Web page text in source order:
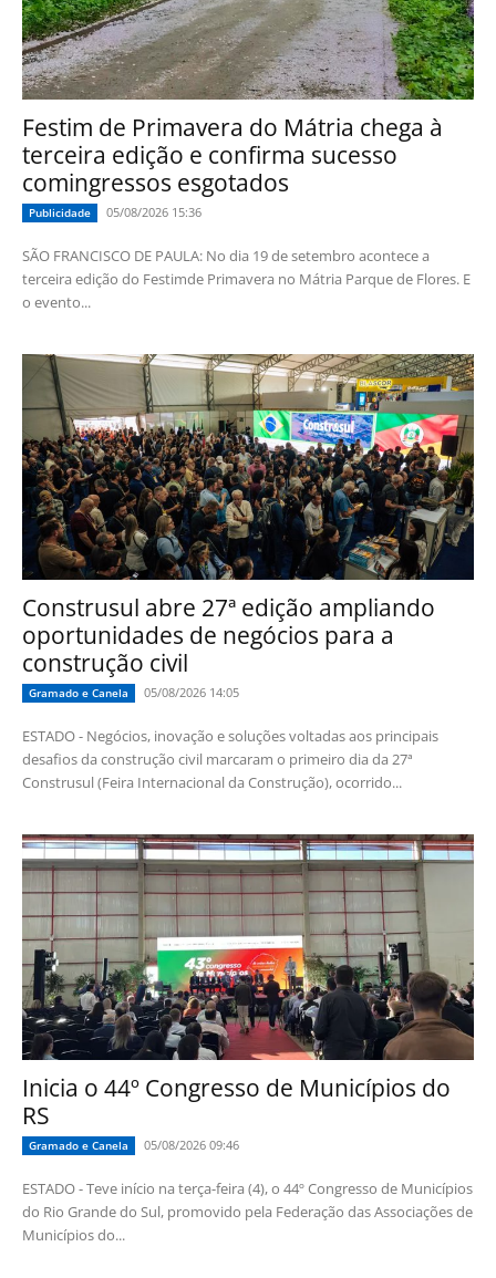
Festim de Primavera do Mátria chega à
terceira edição e confirma sucesso
comingressos esgotados
Publicidade 05/08/2026 15:36
SÃO FRANCISCO DE PAULA: No dia 19 de setembro acontece a
terceira edição do Festimde Primavera no Mátria Parque de Flores. E
o evento...
Construsul abre 27ª edição ampliando
oportunidades de negócios para a
construção civil
Gramado e Canela 05/08/2026 14:05
ESTADO - Negócios, inovação e soluções voltadas aos principais
desafios da construção civil marcaram o primeiro dia da 27ª
Construsul (Feira Internacional da Construção), ocorrido...
Inicia o 44º Congresso de Municípios do
RS
Gramado e Canela 05/08/2026 09:46
ESTADO - Teve início na terça-feira (4), o 44º Congresso de Municípios
do Rio Grande do Sul, promovido pela Federação das Associações de
Municípios do...